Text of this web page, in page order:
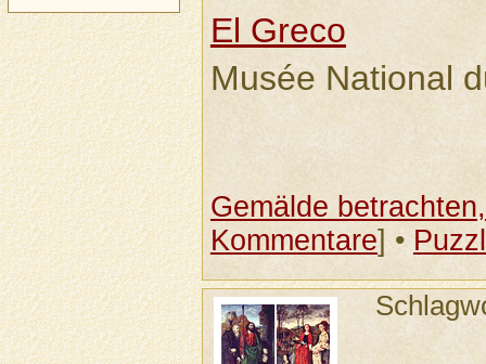
El Greco
Musée National
Gemälde
Kommentare] •